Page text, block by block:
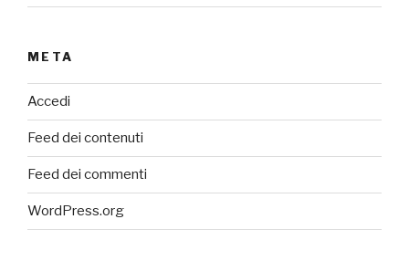
META
Accedi
Feed dei contenuti
Feed dei commenti
WordPress.org